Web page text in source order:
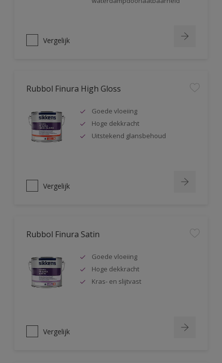
Vergelijk
Rubbol Finura High Gloss
Goede vloeiing
Hoge dekkracht
Uitstekend glansbehoud
Vergelijk
Rubbol Finura Satin
Goede vloeiing
Hoge dekkracht
Kras- en slijtvast
Vergelijk